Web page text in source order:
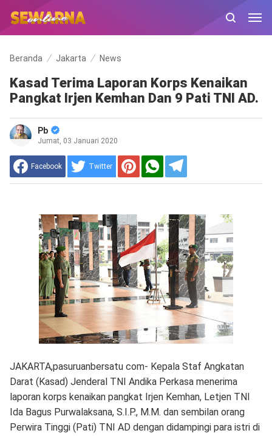
Beranda Jakarta News
Kasad Terima Laporan Korps Kenaikan
Pangkat Irjen Kemhan Dan 9 Pati TNI AD.
Pb
Jumat, 03 Januari 2020
Facebook Twitter
JAKARTA,pasuruanbersatu com- Kepala Staf Angkatan
Darat (Kasad) Jenderal TNI Andika Perkasa menerima
laporan korps kenaikan pangkat Irjen Kemhan, Letjen TNI
Ida Bagus Purwalaksana, S.I.P., M.M. dan sembilan orang
Perwira Tinggi (Pati) TNI AD dengan didampingi para istri di